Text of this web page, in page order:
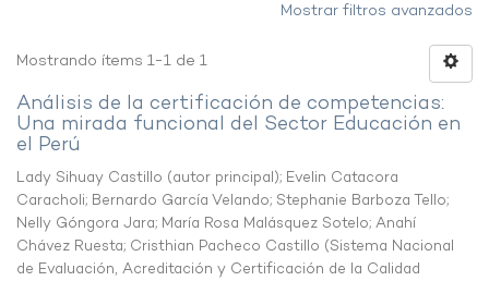
Mostrar filtros avanzados
Mostrando ítems 1-1 de 1
Análisis de la certificación de competencias:
Una mirada funcional del Sector Educación en
el Perú
Lady Sihuay Castillo (autor principal); Evelin Catacora
Caracholi; Bernardo García Velando; Stephanie Barboza Tello;
Nelly Góngora Jara; María Rosa Malásquez Sotelo; Anahí
Chávez Ruesta; Cristhian Pacheco Castillo (Sistema Nacional
de Evaluación, Acreditación y Certificación de la Calidad